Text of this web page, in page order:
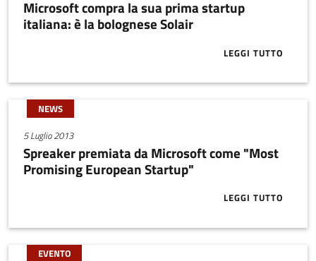
Microsoft compra la sua prima startup
italiana: è la bolognese Solair
LEGGI TUTTO
ABOUT
NEWS
5 Luglio 2013
Spreaker premiata da Microsoft come "Most
Promising European Startup"
LEGGI TUTTO
ABOUT
EVENTO